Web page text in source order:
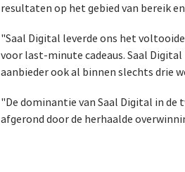
resultaten op het gebied van bereik
"Saal Digital leverde ons het
voor last-minute cadeaus. Saal
aanbieder ook al binnen slechts drie
"De dominantie van Saal Digital in
afgerond door de herhaalde